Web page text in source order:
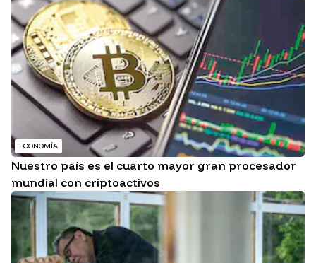
ECONOMÍA
Nuestro país es el cuarto mayor gran procesador
mundial con criptoactivos